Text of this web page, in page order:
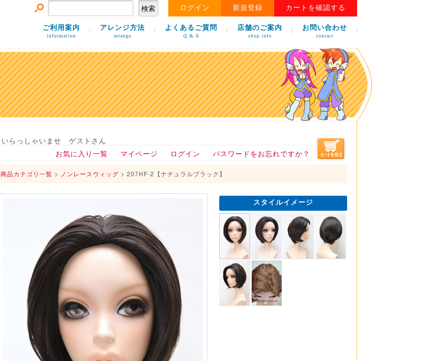
ログイン 新規登録 カートを確認する
ご利用案内
information
アレンジ方法
arrange
よくあるご質問
Q & A
店舗のご案内
shop info
お問い合わせ
contact
いらっしゃいませ ゲストさん
お気に入り一覧
マイページ ログイン パスワードをお忘れですか？
商品カテゴリ一覧 > ノンレースウィッグ > 207HF-2【ナチュラルブラック】
スタイルイメージ